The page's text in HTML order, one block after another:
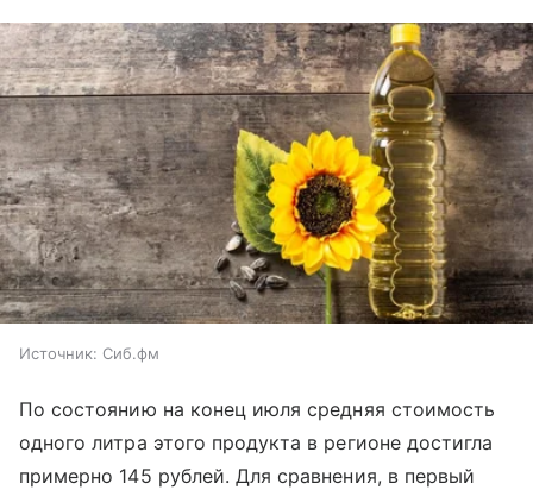
Источник: Сиб.фм
По состоянию на конец июля средняя стоимость
одного литра этого продукта в регионе достигла
примерно 145 рублей. Для сравнения, в первый